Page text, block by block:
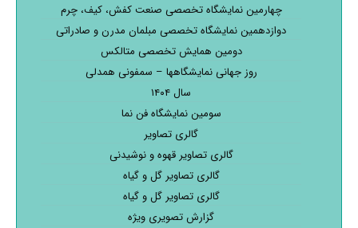
چهارمین نمایشگاه تخصصی صنعت کفش، کیف، چرم
دوازدهمین نمایشگاه تخصصی مبلمان مدرن و صادراتی
دومین همایش تخصصی متالکس
روز جهانی نمایشگاهها – سمفونی همدلی
سال ۱۴۰۴
سومین نمایشگاه فن نما
گالری تصاویر
گالری تصاویر قهوه و نوشیدنی
گالری تصاویر گل و گیاه
گالری تصاویر گل و گیاه
گزارش تصویری ویژه